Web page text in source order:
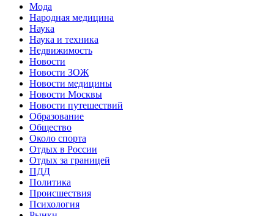
Мода
Народная медицина
Наука
Наука и техника
Недвижимость
Новости
Новости ЗОЖ
Новости медицины
Новости Москвы
Новости путешествий
Образование
Общество
Около спорта
Отдых в России
Отдых за границей
ПДД
Политика
Происшествия
Психология